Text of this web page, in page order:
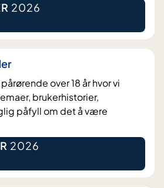
2026
over 18 år hvor vi
brukerhistorier,
påfyll om det å være
2026